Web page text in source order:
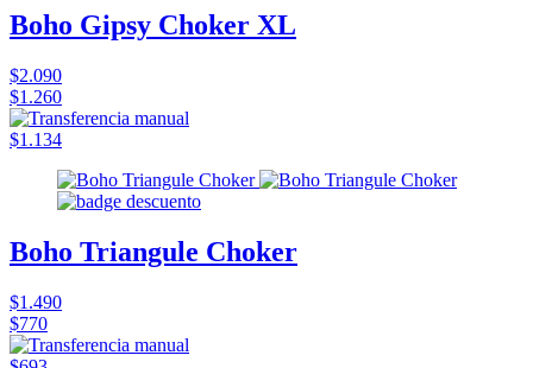
Boho Gipsy Choker XL
$2.090
$1.260
$1.134
Boho Triangule Choker
$1.490
$770